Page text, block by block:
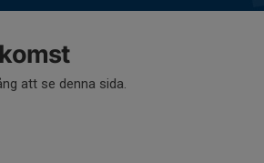
att se denna sida.